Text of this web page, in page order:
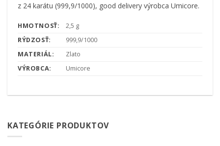
z 24 karátu (999,9/1000), good delivery výrobca Umicore.
HMOTNOSŤ:
2,5 g
RÝDZOSŤ:
999,9/1000
MATERIÁL:
Zlato
VÝROBCA:
Umicore
KATEGÓRIE PRODUKTOV